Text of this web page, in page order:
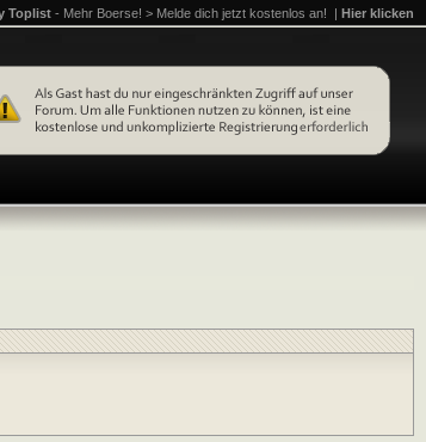
Toplist - Mehr Boerse! > Melde dich jetzt kostenlos an! | Hier klicken